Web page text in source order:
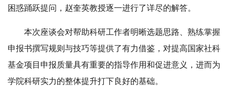
困惑踊跃提问，赵奎英教授逐一进行了详尽的解答。
本次座谈会对帮助科研工作者明晰选题思路、熟练掌握
申报书撰写规则与技巧等提供了有力借鉴，对提高国家社科
基金项目申报质量具有重要的指导作用和促进意义，进而为
学院科研实力的整体提升打下良好的基础。